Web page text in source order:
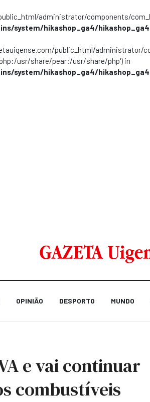
administrator/components/
system/hikashop_ga4/
public_html/administrator/
usr/share/pear:/usr/share/php') in
system/hikashop_ga4/
OPINIÃO DESPORTO MUNDO
e vai continuar
combustíveis